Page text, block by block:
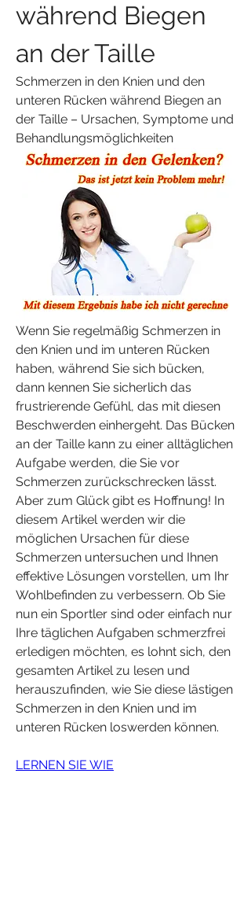
während Biegen
an der Taille
Schmerzen in den Knien und den
unteren Rücken während Biegen an
der Taille – Ursachen, Symptome und
Behandlungsmöglichkeiten
Wenn Sie regelmäßig Schmerzen in
den Knien und im unteren Rücken
haben, während Sie sich bücken,
dann kennen Sie sicherlich das
frustrierende Gefühl, das mit diesen
Beschwerden einhergeht. Das Bücken
an der Taille kann zu einer alltäglichen
Aufgabe werden, die Sie vor
Schmerzen zurückschrecken lässt.
Aber zum Glück gibt es Hoffnung! In
diesem Artikel werden wir die
möglichen Ursachen für diese
Schmerzen untersuchen und Ihnen
effektive Lösungen vorstellen, um Ihr
Wohlbefinden zu verbessern. Ob Sie
nun ein Sportler sind oder einfach nur
Ihre täglichen Aufgaben schmerzfrei
erledigen möchten, es lohnt sich, den
gesamten Artikel zu lesen und
herauszufinden, wie Sie diese lästigen
Schmerzen in den Knien und im
unteren Rücken loswerden können.
LERNEN SIE WIE